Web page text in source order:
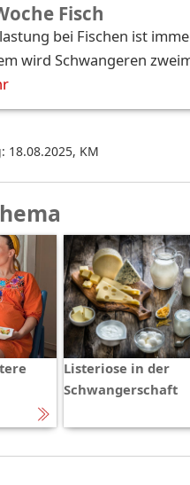
Fisch
bei Fischen ist
wird Schwangeren
18.08.2025, KM
Listeriose in der
Schwangerschaft